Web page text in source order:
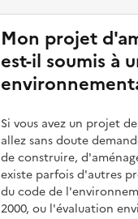
Mon projet
est-il soumis à
Si vous avez un projet
allez sans doute
de construire,
existe parfois d'autres
du code de
2000, ou l'évaluation